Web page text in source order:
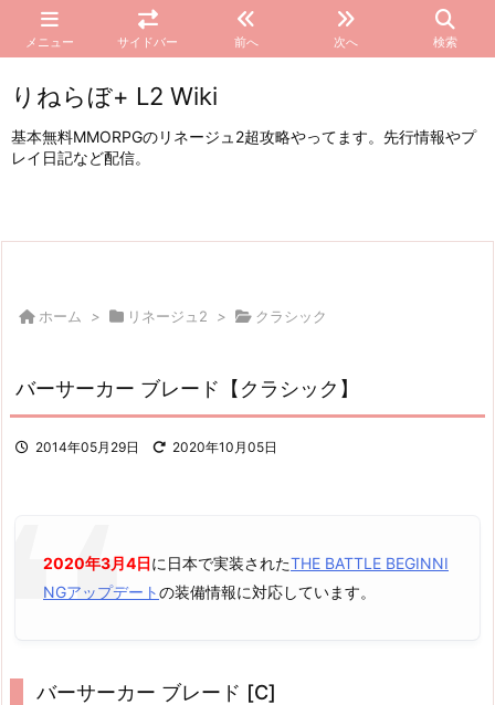
メニュー サイドバー 前へ 次へ 検索
りねらぼ+ L2 Wiki
基本無料MMORPGのリネージュ2超攻略やってます。先行情報やプ
レイ日記など配信。
ホーム > リネージュ2 > クラシック
バーサーカー ブレード【クラシック】
2014年05月29日 2020年10月05日
2020年3月4日に日本で実装されたTHE BATTLE BEGINNI
NGアップデートの装備情報に対応しています。
バーサーカー ブレード [C]